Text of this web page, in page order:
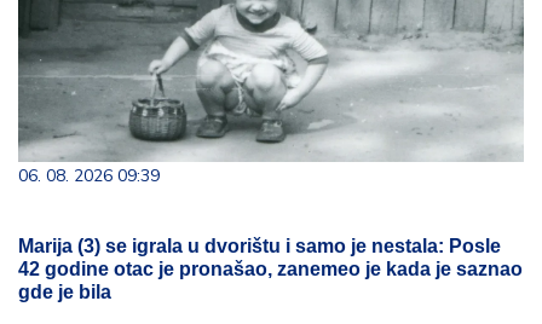
06. 08. 2026 09:39
Marija (3) se igrala u dvorištu i samo je nestala: Posle
42 godine otac je pronašao, zanemeo je kada je saznao
gde je bila